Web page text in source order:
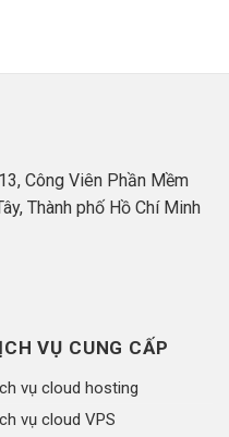
Công Viên Phần Mềm
Thành phố Hồ Chí Minh
VỤ CUNG CẤP
vụ cloud hosting
vụ cloud VPS